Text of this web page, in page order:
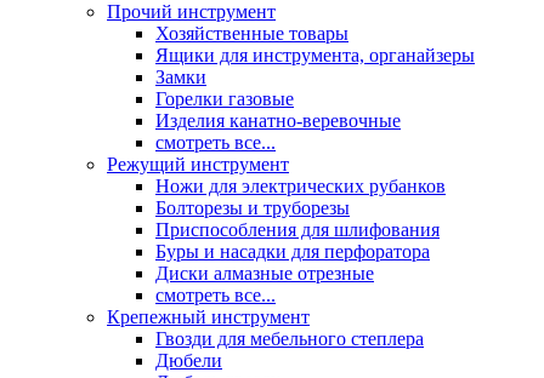
Прочий инструмент
Хозяйственные товары
Ящики для инструмента, органайзеры
Замки
Горелки газовые
Изделия канатно-веревочные
смотреть все...
Режущий инструмент
Ножи для электрических рубанков
Болторезы и труборезы
Приспособления для шлифования
Буры и насадки для перфоратора
Диски алмазные отрезные
смотреть все...
Крепежный инструмент
Гвозди для мебельного степлера
Дюбели